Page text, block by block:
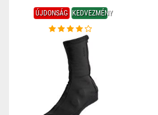
ÚJDONSÁG KEDVEZMÉNY